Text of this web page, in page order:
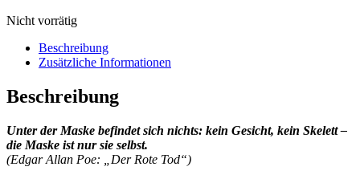
Nicht vorrätig
Beschreibung
Zusätzliche Informationen
Beschreibung
Unter der Maske befindet sich nichts: kein Gesicht, kein Skelett –
die Maske ist nur sie selbst.
(Edgar Allan Poe: „Der Rote Tod“)